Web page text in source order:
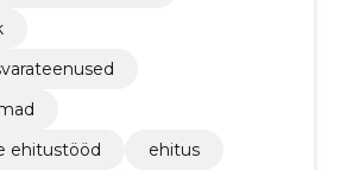
ehitustööd
ehitus